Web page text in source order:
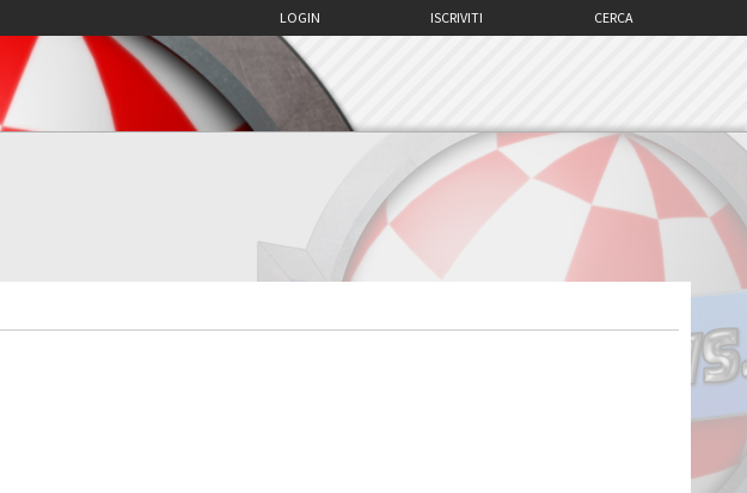
CERCA
ISCRIVITI
LOGIN